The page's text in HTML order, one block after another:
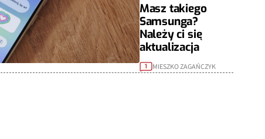
Masz takiego
Samsunga?
Należy ci się
aktualizacja
1 MIESZKO ZAGAŃCZYK